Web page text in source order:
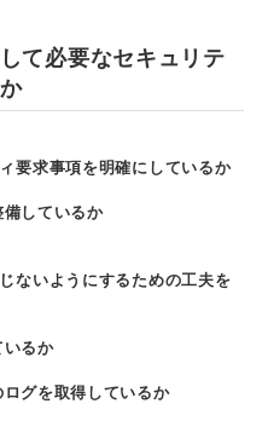
て必要なセキュリテ
要求事項を明確にしているか
しているか
ないようにするための工夫を
いるか
グを取得しているか